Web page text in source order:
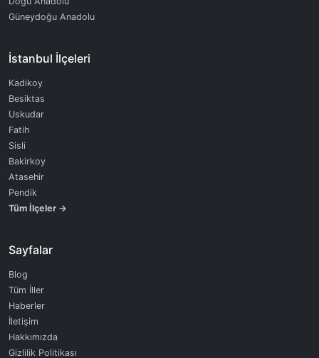
Güneydoğu Anadolu
İstanbul İlçeleri
Kadikoy
Besiktas
Uskudar
Fatih
Sisli
Bakirkoy
Atasehir
Pendik
Tüm İlçeler →
Sayfalar
Blog
Tüm İller
Haberler
İletişim
Hakkımızda
Gizlilik Politikası